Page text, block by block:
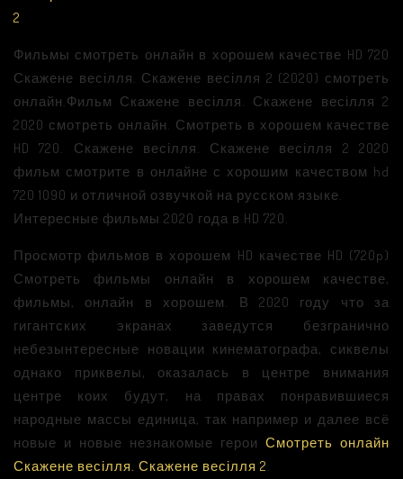
2
Фильмы смотреть онлайн в хорошем качестве HD 720
Скажене весілля. Скажене весілля 2 (2020) смотреть
онлайн.Фильм Скажене весілля. Скажене весілля 2
2020 смотреть онлайн. Смотреть в хорошем качестве
HD 720. Скажене весілля. Скажене весілля 2 2020
фильм смотрите в онлайне с хорошим качеством hd
720 1090 и отличной озвучкой на русском языке.
Интересные фильмы 2020 года в HD 720.
Просмотр фильмов в хорошем HD качестве HD (720p)
Смотреть фильмы онлайн в хорошем качестве,
фильмы, онлайн в хорошем. В 2020 году что за
гигантских экранах заведутся безгранично
небезынтересные новации кинематографа, сиквелы
однако приквелы, оказалась в центре внимания
центре коих будут, на правах понравившиеся
народные массы единица, так например и далее всё
новые и новые незнакомые герои Смотреть онлайн
Скажене весілля. Скажене весілля 2